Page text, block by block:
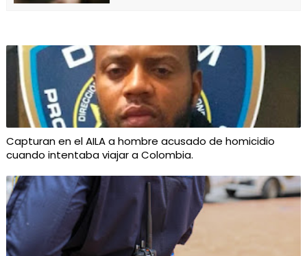
Capturan en el AILA a hombre acusado de homicidio
cuando intentaba viajar a Colombia.